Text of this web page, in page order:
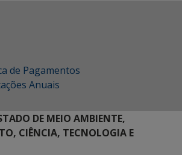
de Pagamentos
Anuais
DE MEIO AMBIENTE,
CIÊNCIA, TECNOLOGIA E